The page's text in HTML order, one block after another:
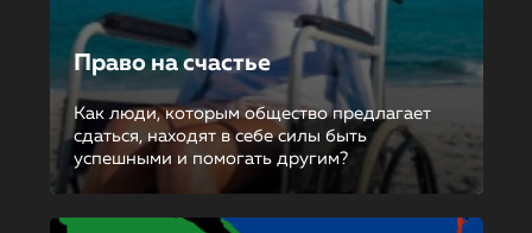
Право на счастье
Как люди, которым общество предлагает
сдаться, находят в себе силы быть
успешными и помогать другим?